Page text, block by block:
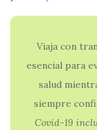
Viaja con
esencial para
salud
siempre
Covid-19